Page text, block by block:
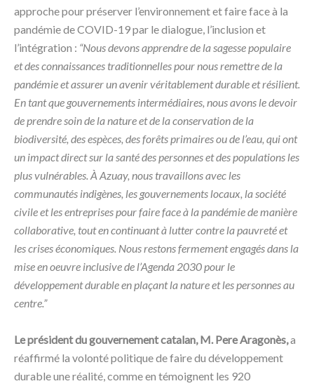
approche pour préserver l’environnement et faire face à la
pandémie de COVID-19 par le dialogue, l’inclusion et
l’intégration : “Nous devons apprendre de la sagesse populaire
et des connaissances traditionnelles pour nous remettre de la
pandémie et assurer un avenir véritablement durable et résilient.
En tant que gouvernements intermédiaires, nous avons le devoir
de prendre soin de la nature et de la conservation de la
biodiversité, des espèces, des forêts primaires ou de l’eau, qui ont
un impact direct sur la santé des personnes et des populations les
plus vulnérables. À Azuay, nous travaillons avec les
communautés indigènes, les gouvernements locaux, la société
civile et les entreprises pour faire face à la pandémie de manière
collaborative, tout en continuant à lutter contre la pauvreté et
les crises économiques. Nous restons fermement engagés dans la
mise en oeuvre inclusive de l’Agenda 2030 pour le
développement durable en plaçant la nature et les personnes au
centre.”
Le président du gouvernement catalan, M. Pere Aragonès,a
réaffirmé la volonté politique de faire du développement
durable une réalité, comme en témoignent les 920